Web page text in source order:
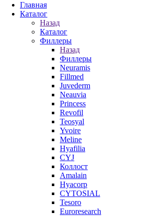
Главная
Каталог
Назад
Каталог
Филлеры
Назад
Филлеры
Neuramis
Fillmed
Juvederm
Neauvia
Princess
Revofil
Teosyal
Yvoire
Meline
Hyafilia
CYJ
Коллост
Amalain
Hyacorp
CYTOSIAL
Tesoro
Euroresearch